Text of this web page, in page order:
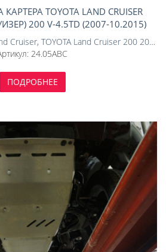
TOYOTA LAND CRUISER
200 V-4.5TD (2007-10.2015)
4 ММ)
Cruiser, TOYOTA Land Cruiser 200 2007-2012
24.05ABC
ПОДРОБНЕЕ